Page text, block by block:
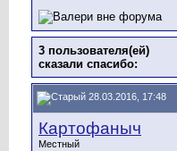
3 пользователя(ей)
сказали cпасибо:
28.03.2016, 17:48
Картофаныч
Местный